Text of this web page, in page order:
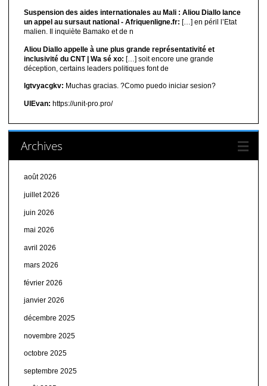
Suspension des aides internationales au Mali : Aliou Diallo lance
un appel au sursaut national - Afriquenligne.fr: […] en péril l’Etat
malien. Il inquiète Bamako et de n
Aliou Diallo appelle à une plus grande représentativité et
inclusivité du CNT | Wa sé xo: […] soit encore une grande
déception, certains leaders politiques font de
lgtvyacgkv: Muchas gracias. ?Como puedo iniciar sesion?
UIEvan: https://unit-pro.pro/
Archives
août 2026
juillet 2026
juin 2026
mai 2026
avril 2026
mars 2026
février 2026
janvier 2026
décembre 2025
novembre 2025
octobre 2025
septembre 2025